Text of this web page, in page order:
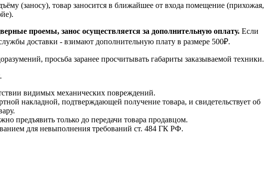
(заносу), товар заносится в ближайшее от входа помещение (прихожая,
проемы, занос осуществляется за дополнительную оплату. Если
доставки - взимают дополнительную плату в размере 500₽.
просьба заранее просчитывать габариты заказываемой техники.
видимых механических повреждений.
накладной, подтверждающей получение товара, и свидетельствует об
предъявить только до передачи товара продавцом.
для невыполнения требований ст. 484 ГК РФ.